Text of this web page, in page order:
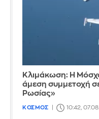
Κλιμάκωση: Η
άμεση συμμετοχή
Ρωσίας»
ΚΟΣΜΟΣ 10:42,